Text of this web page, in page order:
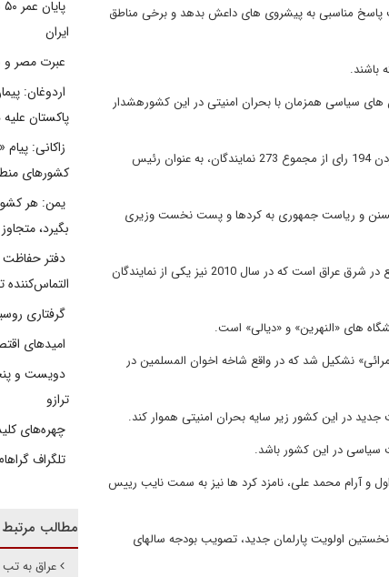
مناسبی به پیشروی های داعش بدهد و برخی مناطق
باشند.
سیاسی همزمان با بحران امنیتی در این کشورهشدار
دیروز «سلیم عبدالله أحمد الجبوری»، سیاستمدار سنی، با پشت سر گذاشتن اسامه النجیفی، با بدست آوردن 194 رای از مجموع 273 نمایندگان، به عنوان رئیس
به اهل تسنن و ریاست جمهوری به کردها و پست نخست وزیری
الجبوری، عضو پارلمان عراق از فهرست «العراقیه الوطنیه» و متولد منطقه «المقدادیه» در استان دیالی واقع در شرق عراق است که در سال 2010 نیز یکی از نمایندگان
های «النهرین» و «دیالی» است.
در سال 1960 توسط «نعمان عبد الرزاق السامرائی» نشکیل شد که در واقع شاخه اخوان المسلمین در
در این کشور زیر سایه بحران امنیتی هموار کند.
سیاسی در این کشور باشد.
و آرام محمد علی، نامزد کرد ها نیز به سمت نایب رییس
نخستین اولویت پارلمان جدید، تصویب بودجه سالهای
ایران
عبرت مصر و
اردوغان:
پاکستان
زاکانی:
کشورهای
یمن: هر
بگیرد،
دفتر حفاظت
گرفتاری
امیدهای
دویست و
ترازو
چهره‌های
تلگراف
مطالب مرتبط
عراق به